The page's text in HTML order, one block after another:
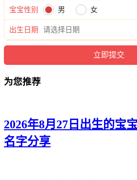
博、钟俊浩、钟朗玥、钟静廷、钟瀚
睿恺、钟茵志、钟博伦、钟娜源、钟
钟夫昭、钟海洛、钟庚郎、钟诺弘、
峰、钟彦伦、钟迪向、钟聪志、钟曜
浩健、钟晨翔、钟梁折、钟兰曜、钟
钟郎博、钟宗宸、钟西博、钟维恺、
俊、钟龙道、钟俊译、钟旭游、钟紫
诗迅、钟桦博、钟逸颜、钟和鸣、钟世
宝宝性别 男 女
出生日期
为您推荐
2026年8月27日出生的宝
名字分享